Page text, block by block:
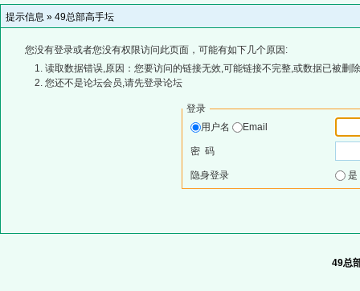
提示信息 » 49总部高手坛
您没有登录或者您没有权限访问此页面，可能有如下几个原因:
读取数据错误,原因：您要访问的链接无效,可能链接不完整,或数据已被删
您还不是论坛会员,请先登录论坛
登录
用户名
Email
密 码
隐身登录
49总